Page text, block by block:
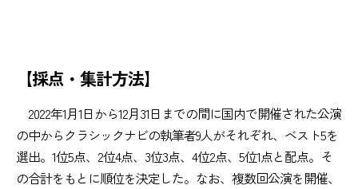
【採点・集計方法】
2022年1月1日から12月31日までの間に国内で開催された公演
の中からクラシックナビの執筆者9人がそれぞれ、ベスト5を
選出。1位5点、2位4点、3位3点、4位2点、5位1点と配点。そ
の合計をもとに順位を決定した。なお、複数回公演を開催、